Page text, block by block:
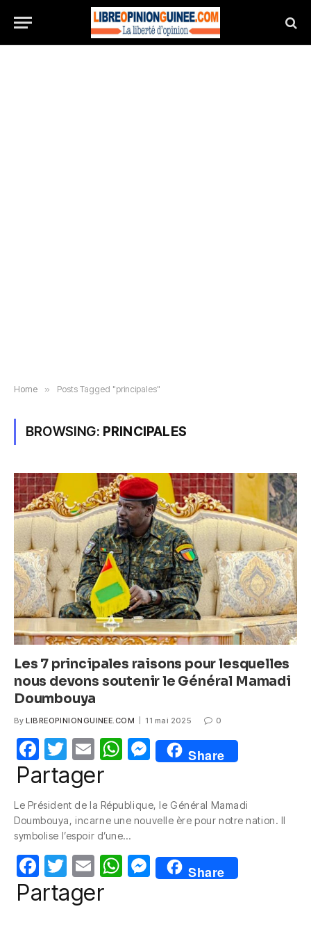
Home » Posts Tagged "principales"
BROWSING: PRINCIPALES
Les 7 principales raisons pour lesquelles
nous devons soutenir le Général Mamadi
Doumbouya
By LIBREOPINIONGUINEE.COM 11 mai 2025 0
F
a
e
b
o
o
k
T
w
itt
er
E
m
W
s
A
p
p
M
e
e
g
er
Share
Partager
Le Président de la République, le Général Mamadi
Doumbouya, incarne une nouvelle ère pour notre nation. Il
symbolise l’espoir d’une…
F
a
T
w
itt
E
m
W M
e
Share
Partager